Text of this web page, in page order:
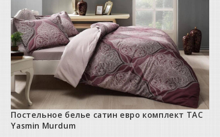
Постельное белье сатин евро комплект ТАС
Yasmin Murdum